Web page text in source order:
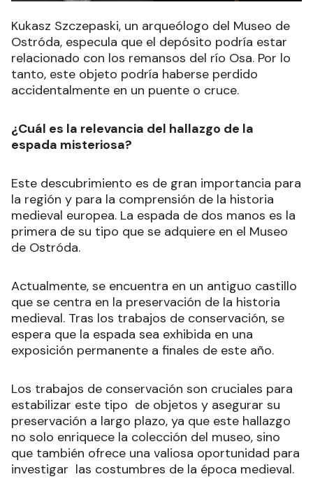
Kukasz Szczepaski, un arqueólogo del Museo de
Ostróda, especula que el depósito podría estar
relacionado con los remansos del río Osa. Por lo
tanto, este objeto podría haberse perdido
accidentalmente en un puente o cruce.
¿Cuál es la relevancia del hallazgo de la
espada misteriosa?
Este descubrimiento es de gran importancia para
la región y para la comprensión de la historia
medieval europea. La espada de dos manos es la
primera de su tipo que se adquiere en el Museo
de Ostróda.
Actualmente, se encuentra en un antiguo castillo
que se centra en la preservación de la historia
medieval. Tras los trabajos de conservación, se
espera que la espada sea exhibida en una
exposición permanente a finales de este año.
Los trabajos de conservación son cruciales para
estabilizar este tipo de objetos y asegurar su
preservación a largo plazo, ya que este hallazgo
no solo enriquece la colección del museo, sino
que también ofrece una valiosa oportunidad para
investigar las costumbres de la época medieval.